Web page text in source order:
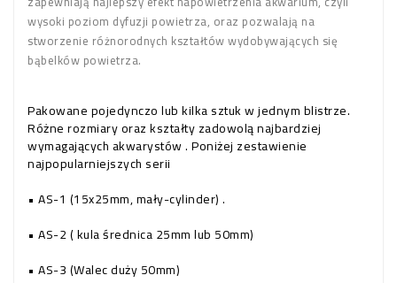
wysoki poziom dyfuzji powietrza, oraz pozwalają na
stworzenie różnorodnych kształtów wydobywających się
bąbelków powietrza.
Pakowane pojedynczo lub kilka sztuk w jednym blistrze.
Różne rozmiary oraz kształty zadowolą najbardziej
wymagających akwarystów . Poniżej zestawienie
najpopularniejszych serii
• AS-1 (15x25mm, mały-cylinder) .
• AS-2 ( kula średnica 25mm lub 50mm)
• AS-3 (Walec duży 50mm)